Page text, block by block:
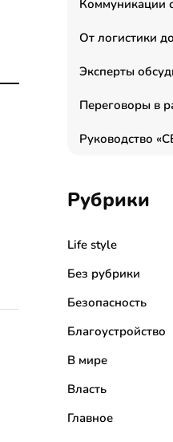
Рубрики
Life style
Без рубрики
Безопасность
Благоустройство
В мире
Власть
Главное